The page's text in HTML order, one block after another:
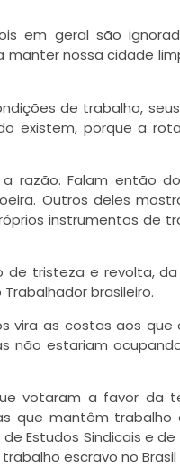
em geral são
nossa cidade
de trabalho,
existem, porque a
razão. Falam então
Outros deles
instrumentos de
de tristeza e revolta,
brasileiro.
as costas aos que
não estariam
votaram a favor da
que mantêm trabalho
Estudos Sindicais e
escravo no